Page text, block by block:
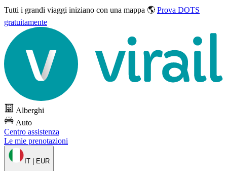
Tutti i grandi viaggi iniziano con una mappa 🌎 Prova DOTS
gratuitamente
Alberghi
Auto
Centro assistenza
Le mie prenotazioni
IT | EUR